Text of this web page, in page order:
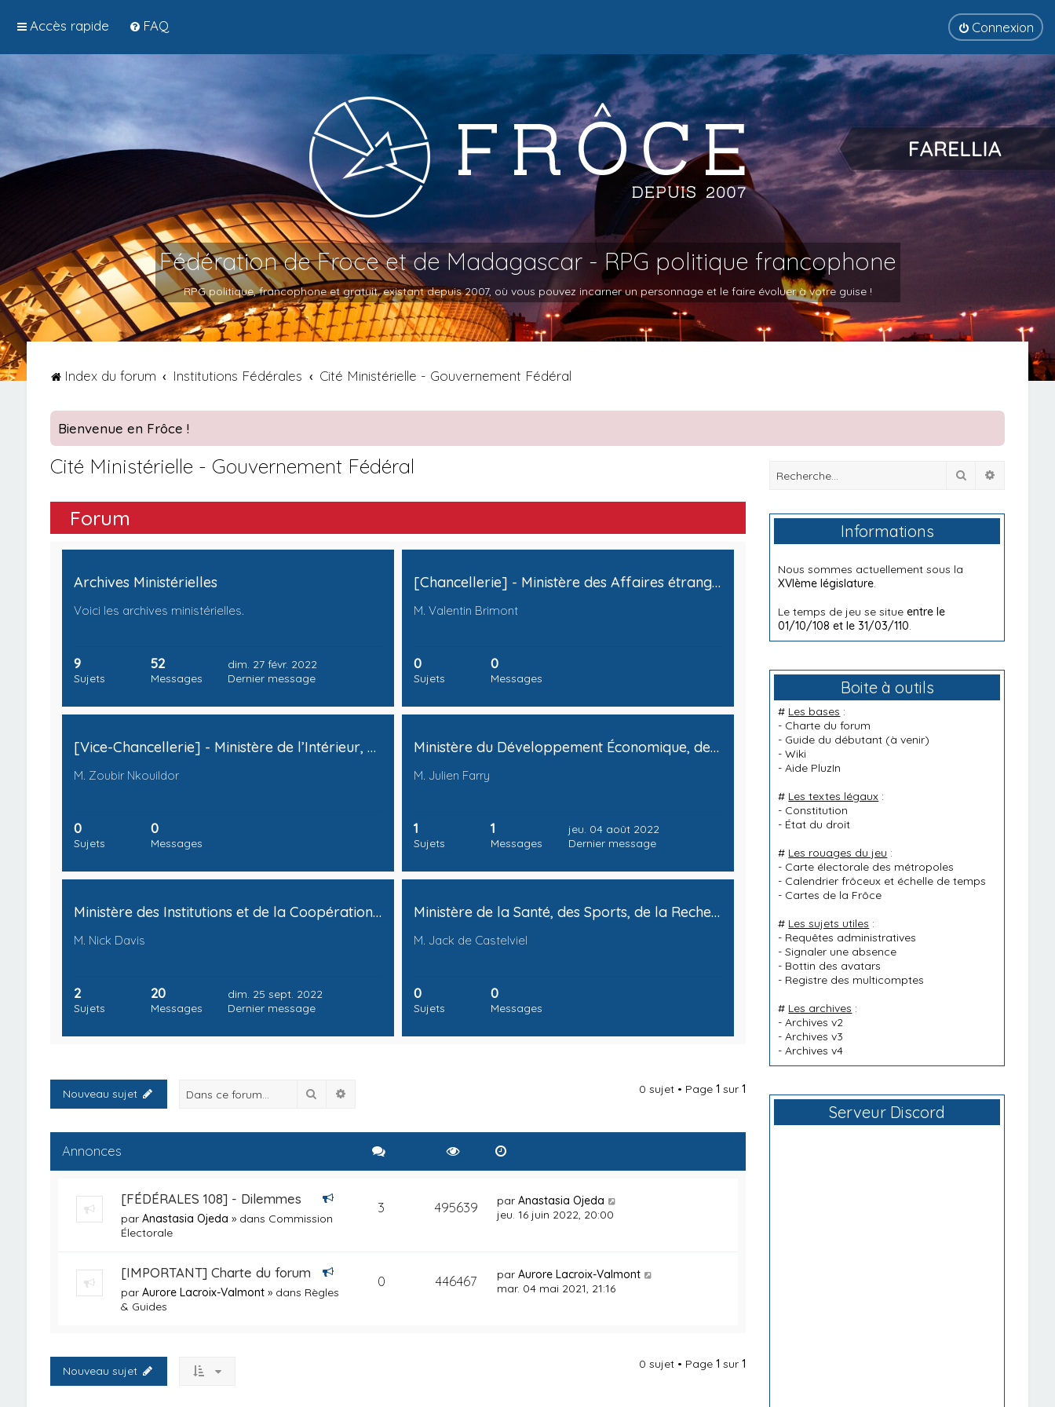
Accès rapide FAQ Connexion
Fédération de Froce et de Madagascar - RPG politique francophone
RPG politique, francophone et gratuit, existant depuis 2007, où vous pouvez incarner un personnage et le faire évoluer à votre guise !
Index du forum Institutions Fédérales Cité Ministérielle - Gouvernement Fédéral
Bienvenue en Frôce !
Cité Ministérielle - Gouvernement Fédéral
Forum
Archives Ministérielles
Voici les archives ministérielles.
9
Sujets
52
Messages
dim. 27 févr. 2022
Dernier message
[Chancellerie] - Ministère des Affaires étrangères, de la Défense et du Commerce International
M. Valentin Brimont
0
Sujets
0
Messages
[Vice-Chancellerie] - Ministère de l’Intérieur, de la Justice et des Droits des Femmes
M. Zoubir Nkouildor
0
Sujets
0
Messages
Ministère du Développement Économique, de la Politique Monétaire et du Budget Fédéral
M. Julien Farry
1
Sujets
1
Messages
jeu. 04 août 2022
Dernier message
Ministère des Institutions et de la Coopération Inter-Provinciale
M. Nick Davis
2
Sujets
20
Messages
dim. 25 sept. 2022
Dernier message
Ministère de la Santé, des Sports, de la Recherche et de la Protection Sociale
M. Jack de Castelviel
0
Sujets
0
Messages
Nouveau sujet Rechercher 0 sujet • Page1 sur1
Annonces
[FÉDÉRALES 108] - Dilemmes
par Anastasia Ojeda » dans Commission
Électorale
3 495639 parAnastasia Ojeda
jeu. 16 juin 2022, 20:00
[IMPORTANT] Charte du forum
par Aurore Lacroix-Valmont » dans Règles
& Guides
0 446467 parAurore Lacroix-Valmont
mar. 04 mai 2021, 21:16
Nouveau sujet 0 sujet • Page1 sur1
Rechercher
Informations
Nous sommes actuellement sous la
XVIème législature.
Le temps de jeu se situeentre le
01/10/108 et le 31/03/110.
Boite à outils
# Les bases :
- Charte du forum
- Guide du débutant (à venir)
-Wiki
-Aide PluzIn
# Les textes légaux :
- Constitution
- État du droit
# Les rouages du jeu :
- Carte électorale des métropoles
- Calendrier frôceux et échelle de temps
- Cartes de la Frôce
# Les sujets utiles :
- Requêtes administratives
-Signaler une absence
- Bottin des avatars
- Registre des multicomptes
# Les archives :
-Archives v2
-Archives v3
-Archives v4
Serveur Discord